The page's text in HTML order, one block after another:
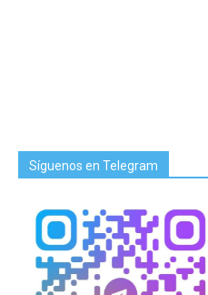
Síguenos en Telegram